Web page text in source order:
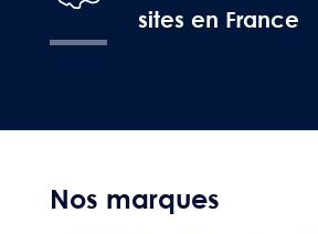
sites en France
Nos marques